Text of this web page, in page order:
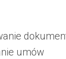
umów